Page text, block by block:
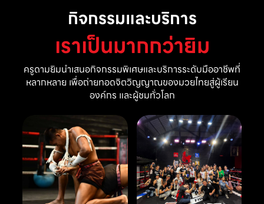
กิจกรรมและบริการ
เราเป็นมากกว่ายิม
ครูดามยิมนำเสนอกิจกรรมพิเศษและบริการระดับมืออาชีพที่
หลากหลาย เพื่อถ่ายทอดจิตวิญญาณของมวยไทยสู่ผู้เรียน
องค์กร และผู้ชมทั่วโลก